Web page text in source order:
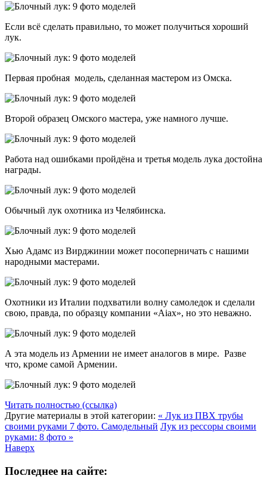
Если всё сделать правильно, то может получиться хороший
лук.
Первая пробная модель, сделанная мастером из Омска.
Второй образец Омского мастера, уже намного лучше.
Работа над ошибками пройдёна и третья модель лука достойна
награды.
Обычный лук охотника из Челябинска.
Хью Адамс из Вирджинии может посоперничать с нашими
народными мастерами.
Охотники из Италии подхватили волну самоледок и сделали
свою, правда, по образцу компании «Aiax», но это неважно.
А эта модель из Армении не имеет аналогов в мире. Разве
что, кроме самой Армении.
Читать полностью (ссылка)
Другие материалы в этой категории: « Лук из ПВХ трубы
своими руками 7 фото. Самодельный Лук из рессоры своими
руками: 8 фото »
Наверх
Последнее на сайте: